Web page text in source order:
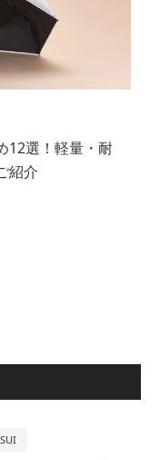
12選！軽量・耐
紹介